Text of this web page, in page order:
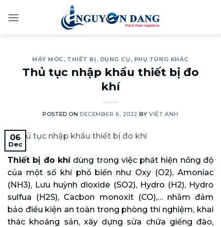
MÁY MÓC, THIẾT BỊ, DỤNG CỤ, PHỤ TÙNG KHÁC
Thủ tục nhập khẩu thiết bị đo
khí
POSTED ON DECEMBER 6, 2022 BYVIỆT ANH
06
Dec
Thiết bị đo khídùng trong việc phát hiện nồng độ
của một số khí phổ biến như Oxy (O2), Amoniac
(NH3), Lưu huỳnh dioxide (SO2), Hydro (H2), Hydro
sulfua (H2S), Cacbon monoxit (CO),… nhằm đảm
bảo điều kiện an toàn trong phòng thí nghiệm, khai
thác khoáng sản, xây dựng sửa chữa giếng đào,